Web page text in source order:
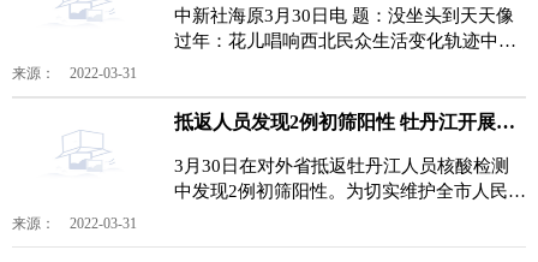
中新社海原3月30日电 题：没坐头到天天像
过年：花儿唱响西北民众生活变化轨迹中新
来源： 2022-03-31
抵返人员发现2例初筛阳性 牡丹江开展区域核酸检测
3月30日在对外省抵返牡丹江人员核酸检测
中发现2例初筛阳性。为切实维护全市人民身
来源： 2022-03-31